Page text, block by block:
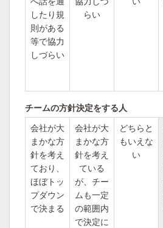
したり規
則がある
等で協力
しづらい
らい
チームの方針決定をする人
会社が大
まかな方
針を考え
ており、
ほぼトッ
プダウン
で決まる
会社が大
まかな方
針を考え
ている
が、チー
ムも一定
の範囲内
で決定に
どちらと
もいえな
い